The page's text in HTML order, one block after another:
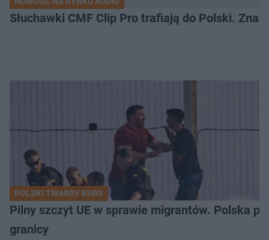
Słuchawki CMF Clip Pro trafiają do Polski.
POLSKI TWARDY KURS
Pilny szczyt UE w sprawie migrantów. Polska
granicy